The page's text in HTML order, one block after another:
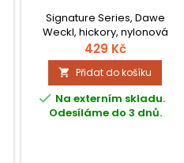
Signature Series, Dawe
Weckl, hickory, nylonová
špička, délka 413 mm, průměr
14,2 mm. Každý konkrétní pár
přesně odráží požadavky
dotyčného umělce, ať jde už
o vyvážení, hmotnost, feeling
nebo barvu zvuku.
429 Kč
 Přidat do košíku
 Na externím skladu.
Odesíláme do 3 dnů.